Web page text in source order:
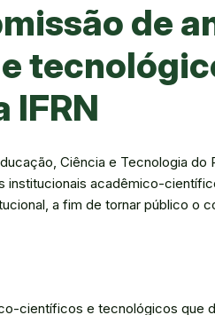
de
IFRN
Ciência e Tecnologia do
institucionais acadêmico-
a fim de tornar público o
científicos e tecnológicos que